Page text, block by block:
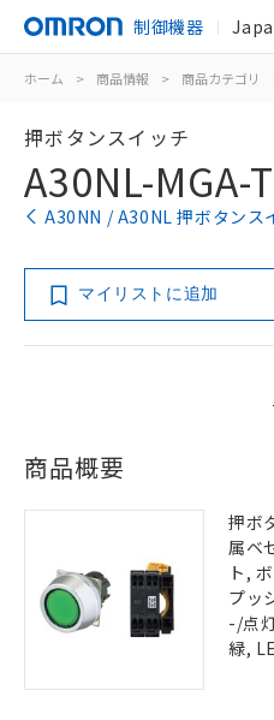
制御機器
ホーム > 商品情報 > 商品カテゴリ
押ボタンスイッチ
A30NL-MGA-
A30NN / A30NL 押ボタンス
マイリストに追加
商品概要
押ボ
属ベ
ト,
プッ
-/点
緑,